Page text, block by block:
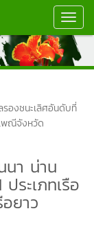
รองชนะเลิศอันดับที่
พณีจังหวัด
นา น่าน
ระเภทเรือ
ยาว